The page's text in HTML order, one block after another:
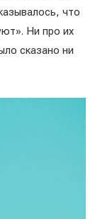
что
Ни про их
сказано ни